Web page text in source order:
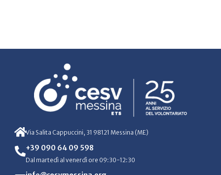
Via Salita Cappuccini, 31 98121 Messina (ME)
+39 090 64 09 598
Dal martedì al venerdì ore 09:30-12:30